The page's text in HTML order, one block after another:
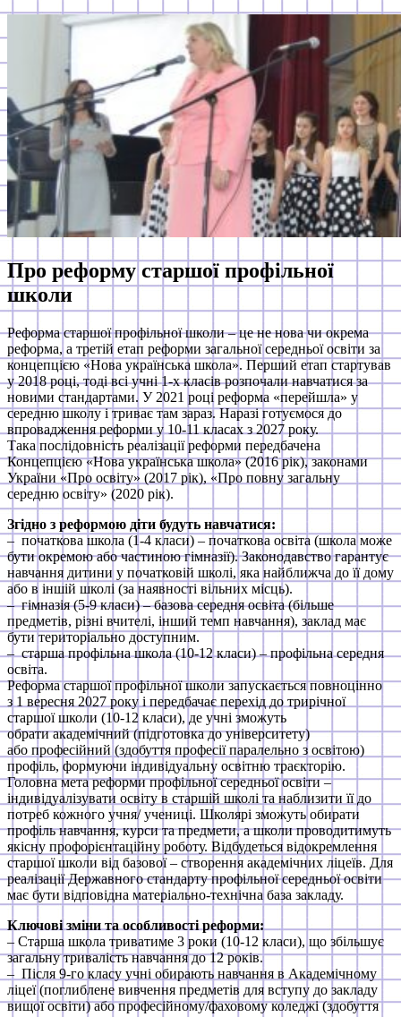
Про реформу старшої профільної
школи
Реформа старшої профільної школи – це не нова чи окрема
реформа, а третій етап реформи загальної середньої освіти за
концепцією «Нова українська школа». Перший етап стартував
у 2018 році, тоді всі учні 1-х класів розпочали навчатися за
новими стандартами. У 2021 році реформа «перейшла» у
середню школу і триває там зараз. Наразі готуємося до
впровадження реформи у 10-11 класах з 2027 року.
Така послідовність реалізації реформи передбачена
Концепцією «Нова українська школа» (2016 рік), законами
України «Про освіту» (2017 рік), «Про повну загальну
середню освіту» (2020 рік).
Згідно з реформою діти будуть навчатися:
– початкова школа (1-4 класи) – початкова освіта (школа може
бути окремою або частиною гімназії). Законодавство гарантує
навчання дитини у початковій школі, яка найближча до її дому
або в іншій школі (за наявності вільних місць).
– гімназія (5-9 класи) – базова середня освіта (більше
предметів, різні вчителі, інший темп навчання), заклад має
бути територіально доступним.
– старша профільна школа (10-12 класи) – профільна середня
освіта.
Реформа старшої профільної школи запускається повноцінно
з 1 вересня 2027 року і передбачає перехід до трирічної
старшої школи (10-12 класи), де учні зможуть
обрати академічний (підготовка до університету)
або професійний (здобуття професії паралельно з освітою)
профіль, формуючи індивідуальну освітню траєкторію.
Головна мета реформи профільної середньої освіти –
індивідуалізувати освіту в старшій школі та наблизити її до
потреб кожного учня/ учениці. Школярі зможуть обирати
профіль навчання, курси та предмети, а школи проводитимуть
якісну профорієнтаційну роботу. Відбудеться відокремлення
старшої школи від базової – створення академічних ліцеїв. Для
реалізації Державного стандарту профільної середньої освіти
має бути відповідна матеріально-технічна база закладу.
Ключові зміни та особливості реформи:
– Старша школа триватиме 3 роки (10-12 класи), що збільшує
загальну тривалість навчання до 12 років.
– Після 9-го класу учні обирають навчання в Академічному
ліцеї (поглиблене вивчення предметів для вступу до закладу
вищої освіти) або професійному/фаховому коледжі (здобуття